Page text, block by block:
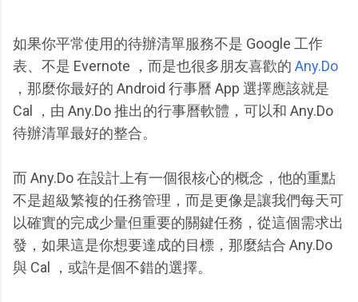
如果你平常使用的待辦清單服務不是 Google 工作
表、不是 Evernote ，而是也很多朋友喜歡的 Any.Do
，那麼你最好的 Android 行事曆 App 選擇應該就是
Cal ，由 Any.Do 推出的行事曆軟體，可以和 Any.Do
待辦清單最好的整合。
而 Any.Do 在設計上有一個很核心的概念，他的重點
不是超級繁複的任務管理，而是更像是讓我們每天可
以確實的完成少量但重要的關鍵任務，從這個需求出
發，如果這是你想要達成的目標，那麼結合 Any.Do
與 Cal ，或許是個不錯的選擇。